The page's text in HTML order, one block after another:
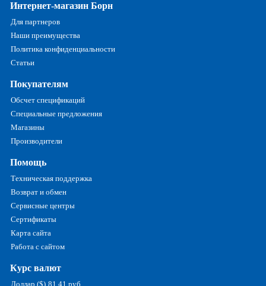
Интернет-магазин Борн
Для партнеров
Наши преимущества
Политика конфиденциальности
Статьи
Покупателям
Обсчет спецификаций
Специальные предложения
Магазины
Производители
Помощь
Техническая поддержка
Возврат и обмен
Сервисные центры
Сертификаты
Карта сайта
Работа с сайтом
Курс валют
Доллар ($) 81.41 руб.